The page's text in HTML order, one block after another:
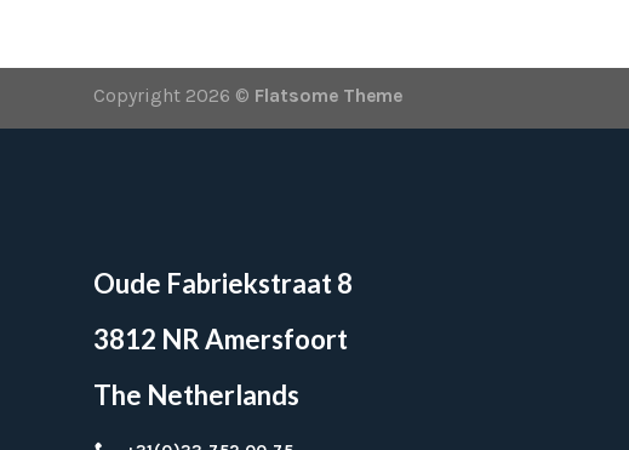
Copyright 2026 © Flatsome Theme
Oude Fabriekstraat 8
3812 NR Amersfoort
The Netherlands